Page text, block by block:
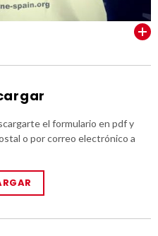
el formulario en pdf y
o por correo electrónico a